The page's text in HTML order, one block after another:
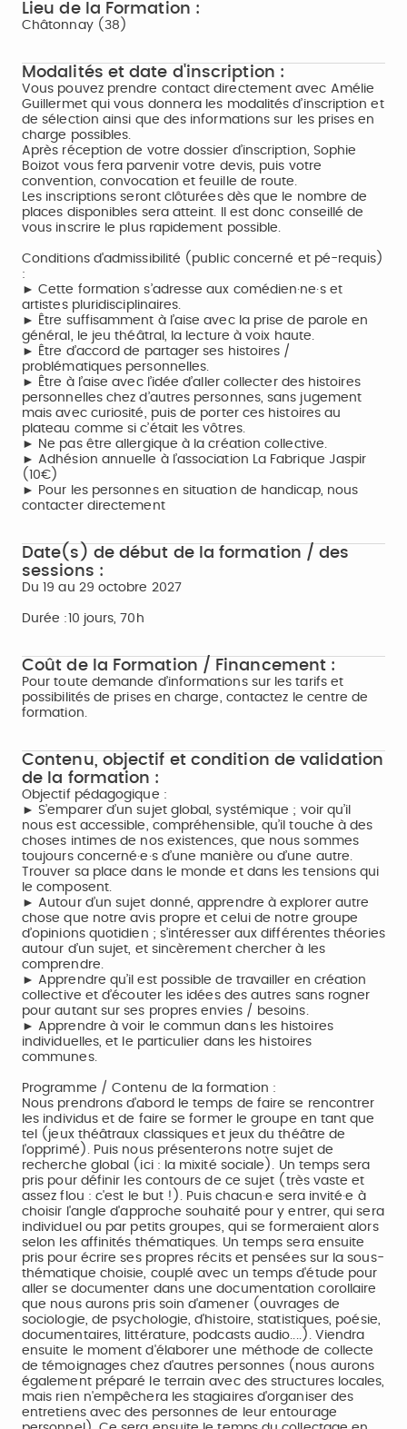
Lieu de la Formation :
Châtonnay (38)
Modalités et date d'inscription :
Vous pouvez prendre contact directement avec Amélie
Guillermet qui vous donnera les modalités d’inscription et
de sélection ainsi que des informations sur les prises en
charge possibles.
Après réception de votre dossier d’inscription, Sophie
Boizot vous fera parvenir votre devis, puis votre
convention, convocation et feuille de route.
Les inscriptions seront clôturées dès que le nombre de
places disponibles sera atteint. Il est donc conseillé de
vous inscrire le plus rapidement possible.
Conditions d'admissibilité (public concerné et pé-requis)
:
► Cette formation s’adresse aux comédien·ne·s et
artistes pluridisciplinaires.
► Être suffisamment à l’aise avec la prise de parole en
général, le jeu théâtral, la lecture à voix haute.
► Être d’accord de partager ses histoires /
problématiques personnelles.
► Être à l’aise avec l’idée d’aller collecter des histoires
personnelles chez d’autres personnes, sans jugement
mais avec curiosité, puis de porter ces histoires au
plateau comme si c’était les vôtres.
► Ne pas être allergique à la création collective.
► Adhésion annuelle à l’association La Fabrique Jaspir
(10€)
► Pour les personnes en situation de handicap, nous
contacter directement
Date(s) de début de la formation / des
sessions :
Du 19 au 29 octobre 2027
Durée :10 jours, 70h
Coût de la Formation / Financement :
Pour toute demande d’informations sur les tarifs et
possibilités de prises en charge, contactez le centre de
formation.
Contenu, objectif et condition de validation
de la formation :
Objectif pédagogique :
► S’emparer d’un sujet global, systémique ; voir qu’il
nous est accessible, compréhensible, qu’il touche à des
choses intimes de nos existences, que nous sommes
toujours concerné·e·s d’une manière ou d’une autre.
Trouver sa place dans le monde et dans les tensions qui
le composent.
► Autour d’un sujet donné, apprendre à explorer autre
chose que notre avis propre et celui de notre groupe
d’opinions quotidien ; s’intéresser aux différentes théories
autour d’un sujet, et sincèrement chercher à les
comprendre.
► Apprendre qu’il est possible de travailler en création
collective et d’écouter les idées des autres sans rogner
pour autant sur ses propres envies / besoins.
► Apprendre à voir le commun dans les histoires
individuelles, et le particulier dans les histoires
communes.
Programme / Contenu de la formation :
Nous prendrons d'abord le temps de faire se rencontrer
les individus et de faire se former le groupe en tant que
tel (jeux théâtraux classiques et jeux du théâtre de
l'opprimé). Puis nous présenterons notre sujet de
recherche global (ici : la mixité sociale). Un temps sera
pris pour définir les contours de ce sujet (très vaste et
assez flou : c'est le but !). Puis chacun·e sera invité·e à
choisir l'angle d'approche souhaité pour y entrer, qui sera
individuel ou par petits groupes, qui se formeraient alors
selon les affinités thématiques. Un temps sera ensuite
pris pour écrire ses propres récits et pensées sur la sous-
thématique choisie, couplé avec un temps d'étude pour
aller se documenter dans une documentation corollaire
que nous aurons pris soin d'amener (ouvrages de
sociologie, de psychologie, d'histoire, statistiques, poésie,
documentaires, littérature, podcasts audio....). Viendra
ensuite le moment d'élaborer une méthode de collecte
de témoignages chez d'autres personnes (nous aurons
également préparé le terrain avec des structures locales,
mais rien n'empêchera les stagiaires d'organiser des
entretiens avec des personnes de leur entourage